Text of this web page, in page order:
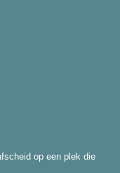
op een plek die